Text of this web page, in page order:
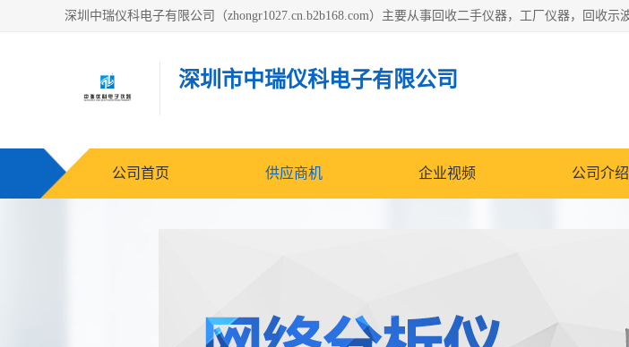
深圳市中瑞仪科电子有限公司
公司首页 供应商机 企业视频 公司介绍